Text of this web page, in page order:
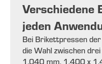
Verschiedene
jeden
Bei Brikettpressen der
die Wahl zwischen
1.040 mm, 1.400 x